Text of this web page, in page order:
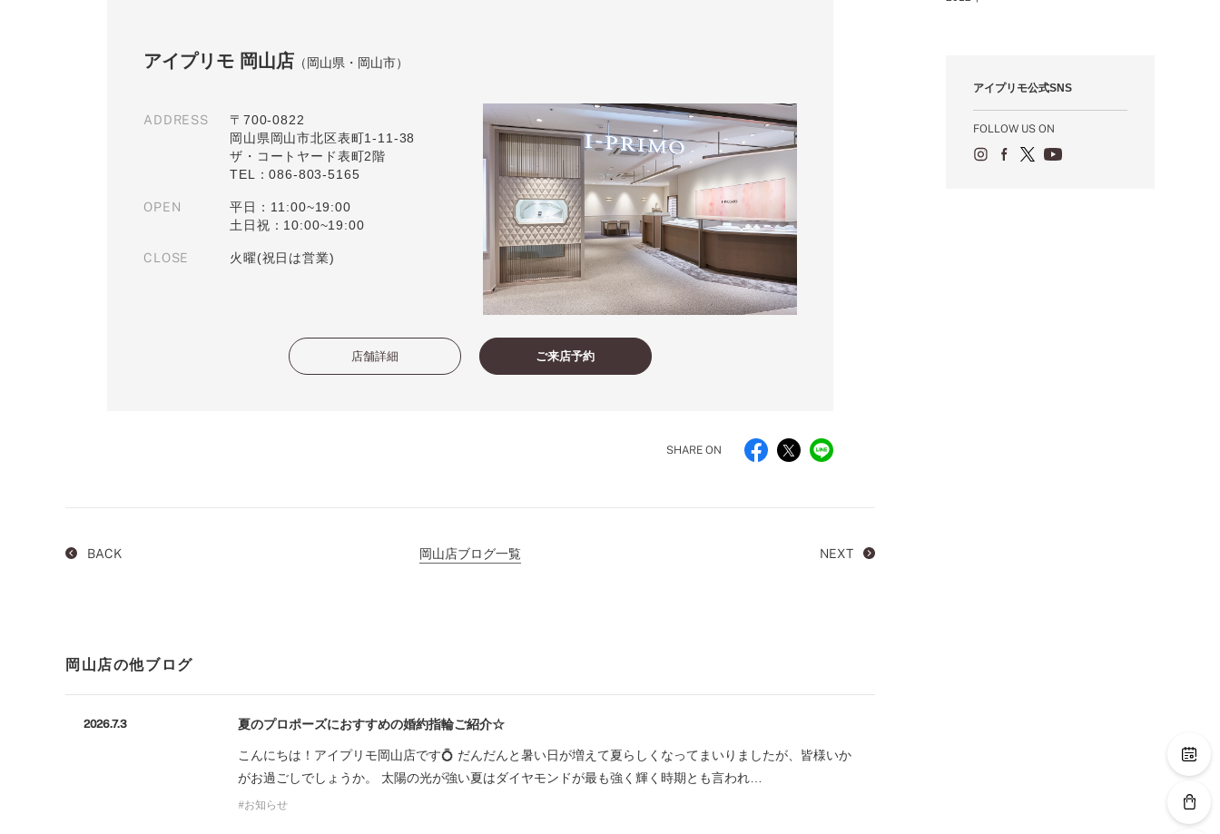
アイプリモ 岡山店 （岡山県・岡山市）
ADDRESS
〒700-0822
岡山県岡山市北区表町1-11-38
ザ・コートヤード表町2階
TEL：086-803-5165
OPEN
平日：11:00~19:00
土日祝：10:00~19:00
CLOSE 火曜(祝日は営業)
店舗詳細 ご来店予約
SHARE ON
BACK 岡山店ブログ一覧 NEXT
岡山店の他ブログ
2026.7.3 夏のプロポーズにおすすめの婚約指輪ご紹介☆
こんにちは！アイプリモ岡山店です💍 だんだんと暑い日が増えて夏らしくなってまいりましたが、皆様いか
がお過ごしでしょうか。 太陽の光が強い夏はダイヤモンドが最も強く輝く時期とも言われ…
お知らせ
1月（53）
2月（71）
1月（66）
3月（62）
4月（60）
1月（72）
5月（85）
6月（66）
7月（66）
8月（18）
6月（14）
9月（15）
7月（22）
アイプリモ公式SNS
FOLLOW US ON